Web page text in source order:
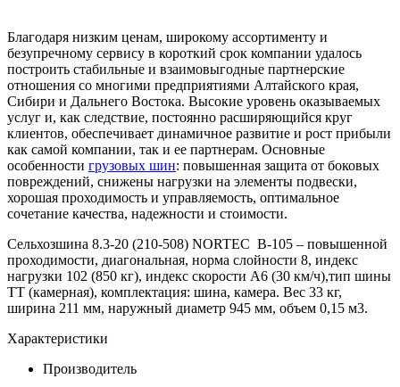
Благодаря низким ценам, широкому ассортименту и
безупречному сервису в короткий срок компании удалось
построить стабильные и взаимовыгодные партнерские
отношения со многими предприятиями Алтайского края,
Сибири и Дальнего Востока. Высокие уровень оказываемых
услуг и, как следствие, постоянно расширяющийся круг
клиентов, обеспечивает динамичное развитие и рост прибыли
как самой компании, так и ее партнерам. Основные
особенности грузовых шин: повышенная защита от боковых
повреждений, снижены нагрузки на элементы подвески,
хорошая проходимость и управляемость, оптимальное
сочетание качества, надежности и стоимости.
Сельхозшина 8.3-20 (210-508) NORTEC В-105 – повышенной
проходимости, диагональная, норма слойности 8, индекс
нагрузки 102 (850 кг), индекс скорости А6 (30 км/ч),тип шины
ТТ (камерная), комплектация: шина, камера. Вес 33 кг,
ширина 211 мм, наружный диаметр 945 мм, объем 0,15 м3.
Характеристики
Производитель